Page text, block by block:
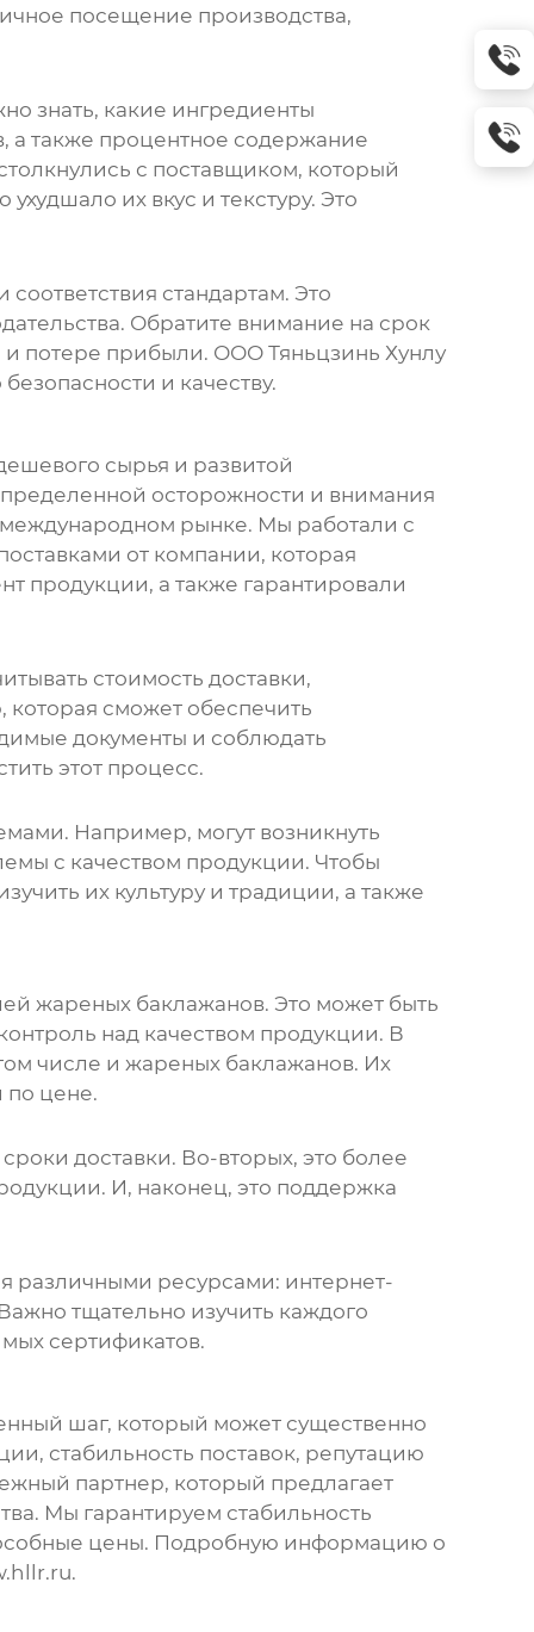
посещение производства,
знать, какие ингредиенты
а также процентное содержание
с поставщиком, который
их вкус и текстуру. Это
стандартам. Это
Обратите внимание на срок
и потере прибыли. ООО Тяньцзинь Хунлу
и качеству.
сырья и развитой
осторожности и внимания
рынке. Мы работали с
от компании, которая
продукции, а также гарантировали
стоимость доставки,
сможет обеспечить
документы и соблюдать
этот процесс.
Например, могут возникнуть
с качеством продукции. Чтобы
их культуру и традиции, а также
жареных баклажанов. Это может быть
над качеством продукции. В
числе и жареных баклажанов. Их
по цене.
доставки. Во-вторых, это более
И, наконец, это поддержка
различными ресурсами: интернет-
тщательно изучить каждого
сертификатов.
шаг, который может существенно
стабильность поставок, репутацию
партнер, который предлагает
Мы гарантируем стабильность
цены. Подробную информацию о
.